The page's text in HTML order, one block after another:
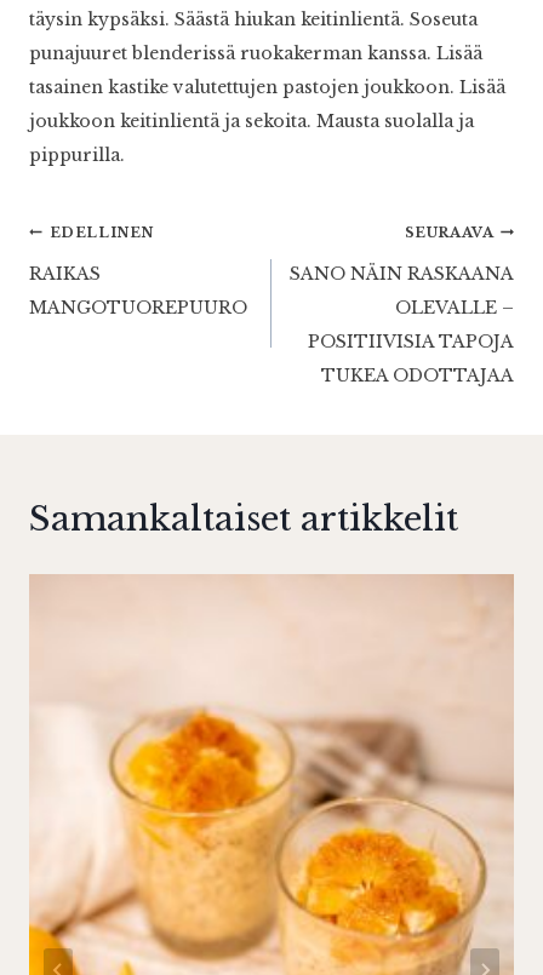
täysin kypsäksi. Säästä hiukan keitinlientä. Soseuta
punajuuret blenderissä ruokakerman kanssa. Lisää
tasainen kastike valutettujen pastojen joukkoon. Lisää
joukkoon keitinlientä ja sekoita. Mausta suolalla ja
pippurilla.
Artikkelien
selaus
EDELLINEN
RAIKAS
MANGOTUOREPUURO
SEURAAVA
SANO NÄIN RASKAANA
OLEVALLE –
POSITIIVISIA TAPOJA
TUKEA ODOTTAJAA
Samankaltaiset artikkelit